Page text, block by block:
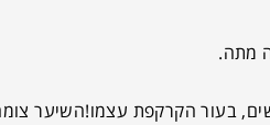
מתה.
בעור הקרקפת עצמו!השיער